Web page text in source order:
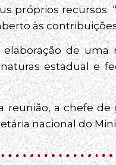
próprios
às
elaboração de
estadual e
a chefe de
nacional do